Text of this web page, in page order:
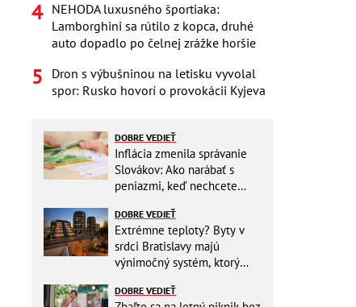
NEHODA luxusného športiaka:
Lamborghini sa rútilo z kopca, druhé
auto dopadlo po čelnej zrážke horšie
Dron s výbušninou na letisku vyvolal
spor: Rusko hovorí o provokácii Kyjeva
DOBRE VEDIEŤ
Inflácia zmenila správanie
Slovákov: Ako narábať s
peniazmi, keď nechcete
DOBRE VEDIEŤ
Extrémne teploty? Byty v
srdci Bratislavy majú
výnimočný systém, ktorý
DOBRE VEDIEŤ